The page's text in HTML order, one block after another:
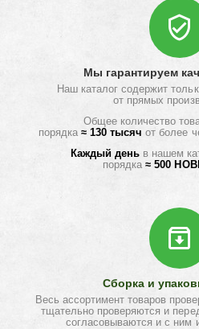
Мы гарантируем
Наш каталог содержит
от прямых
Общее количество
порядка≈ 130 тысяч от более
Каждый деньв нашем
порядка≈ 500
Сборка и
Весь ассортимент товаров
тщательно проверяются и
согласовываются и с ним